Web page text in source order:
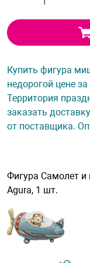
Купить фигура
недорогой цене
Территория
заказать
от поставщика.
Фигура Самолет
Agura, 1 шт.